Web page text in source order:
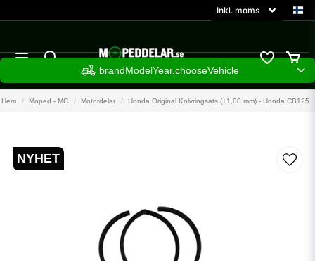
brandModelYear.chooseVehicle
Hem Moped - MC Motordelar Honda Original Kolvringsats (+1,00 mm) - Honda CB125
NYHET